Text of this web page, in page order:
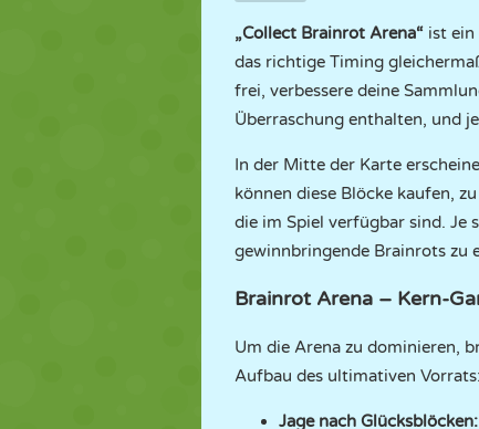
„Collect Brainrot Arena“ ist ein
das richtige Timing
frei, verbessere deine
Überraschung enthalten, und
In der Mitte der Karte
können diese Blöcke kaufen,
die im Spiel verfügbar sind. Je
gewinnbringende Brainrots zu
Brainrot Arena – Kern-
Um die Arena zu dominieren,
Aufbau des ultimativen Vorrats:
Jage nach Glücksblöcken: